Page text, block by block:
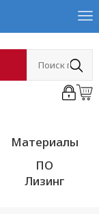
Материалы
ПО
Лизинг